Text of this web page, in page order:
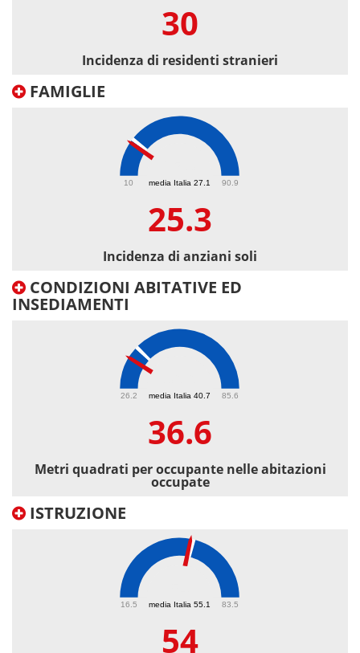
30
Incidenza di residenti stranieri
FAMIGLIE
media Italia 27.1
10 90.9
25.3
Incidenza di anziani soli
CONDIZIONI ABITATIVE ED
INSEDIAMENTI
media Italia 40.7
26.2 85.6
36.6
Metri quadrati per occupante nelle abitazioni
occupate
ISTRUZIONE
media Italia 55.1
16.5 83.5
54